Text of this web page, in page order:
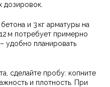
дозировок.
и 3 кг арматуры на
м потребует примерно
удобно планировать
сделайте пробу: копните
и плотность. При